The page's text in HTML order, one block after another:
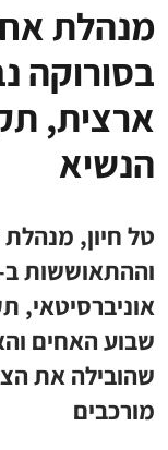
מנהלת
בסורוקה
ארצית,
הנשיא
טל חיון,
וההתאוששות
אוניברסיטאי,
שבוע האחים
שהובילה את
מורכבים